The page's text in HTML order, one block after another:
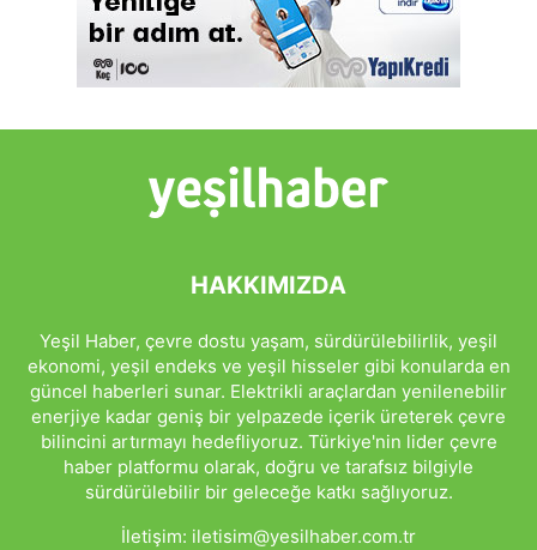
HAKKIMIZDA
Yeşil Haber, çevre dostu yaşam, sürdürülebilirlik, yeşil
ekonomi, yeşil endeks ve yeşil hisseler gibi konularda en
güncel haberleri sunar. Elektrikli araçlardan yenilenebilir
enerjiye kadar geniş bir yelpazede içerik üreterek çevre
bilincini artırmayı hedefliyoruz. Türkiye'nin lider çevre
haber platformu olarak, doğru ve tarafsız bilgiyle
sürdürülebilir bir geleceğe katkı sağlıyoruz.
İletişim: iletisim@yesilhaber.com.tr